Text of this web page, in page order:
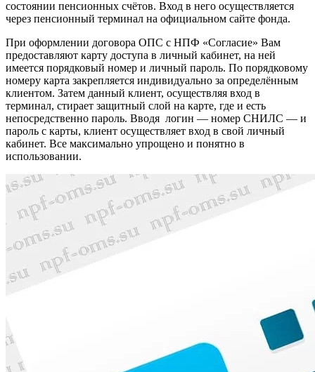
состоянии пенсионных счётов. Вход в него осуществляется
через пенсионный терминал на официальном сайте фонда.
При оформлении договора ОПС с НПФ «Согласие» Вам
предоставляют карту доступа в личный кабинет, на ней
имеется порядковый номер и личный пароль. По порядковому
номеру карта закрепляется индивидуально за определённым
клиентом. Затем данный клиент, осуществляя вход в
терминал, стирает защитный слой на карте, где и есть
непосредственно пароль. Вводя логин — номер СНИЛС — и
пароль с карты, клиент осуществляет вход в свой личный
кабинет. Все максимально упрощено и понятно в
использовании.